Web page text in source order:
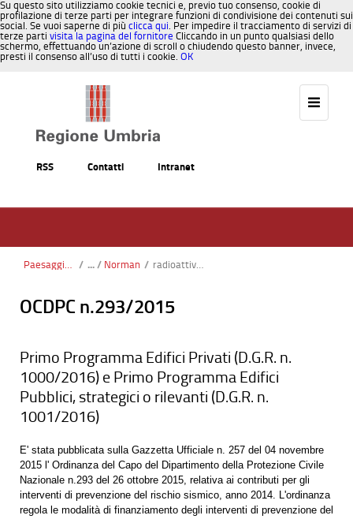
Su questo sito utilizziamo cookie tecnici e, previo tuo consenso, cookie di
profilazione di terze parti per integrare funzioni di condivisione dei contenuti sui
social. Se vuoi saperne di più clicca qui. Per impedire il tracciamento di servizi di
terze parti visita la pagina del fornitore Cliccando in un punto qualsiasi dello
schermo, effettuando un’azione di scroll o chiudendo questo banner, invece,
presti il consenso all’uso di tutti i cookie. OK
RSS Contatti Intranet
Paesaggio, Territorio, Urbanistica / Norman / radioattivita
OCDPC n.293/2015
Primo Programma Edifici Privati (D.G.R. n.
1000/2016) e Primo Programma Edifici
Pubblici, strategici o rilevanti (D.G.R. n.
1001/2016)
E' stata pubblicata sulla Gazzetta Ufficiale n. 257 del 04 novembre
2015 l' Ordinanza del Capo del Dipartimento della Protezione Civile
Nazionale n.293 del 26 ottobre 2015, relativa ai contributi per gli
interventi di prevenzione del rischio sismico, anno 2014. L'ordinanza
regola le modalità di finanziamento degli interventi di prevenzione del